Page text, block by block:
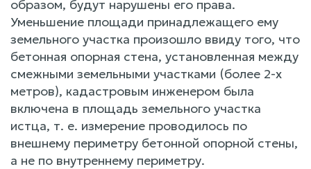
образом, будут нарушены его права.
Уменьшение площади принадлежащего ему
земельного участка произошло ввиду того, что
бетонная опорная стена, установленная между
смежными земельными участками (более 2-х
метров), кадастровым инженером была
включена в площадь земельного участка
истца, т. е. измерение проводилось по
внешнему периметру бетонной опорной стены,
а не по внутреннему периметру.